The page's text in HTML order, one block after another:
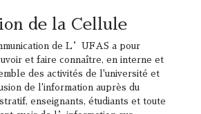
de la Cellule
de L’UFAS a pour
et faire connaître, en interne et
des activités de l'université et
de l'information auprès du
enseignants, étudiants et toute